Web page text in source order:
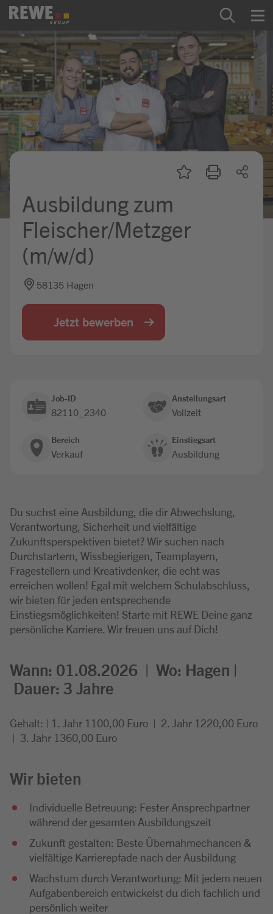
Zum Inhalt springen
Startseite
REWE Group als Arbeitgeber
Ausbildung & Studium
Praktikum & Werkstudium
Mein Kandidat:innenprofil
Ausbildung zum
Fleischer/Metzger
(m/w/d)
58135 Hagen
Jetzt bewerben
Job-ID
82110_2340
Anstellungsart
Vollzeit
Bereich
Verkauf
Einstiegsart
Ausbildung
Du suchst eine Ausbildung, die dir Abwechslung,
Verantwortung, Sicherheit und vielfältige
Zukunftsperspektiven bietet? Wir suchen nach
Durchstartern, Wissbegierigen, Teamplayern,
Fragestellern und Kreativdenker, die echt was
erreichen wollen! Egal mit welchem Schulabschluss,
wir bieten für jeden entsprechende
Einstiegsmöglichkeiten! Starte mit REWE Deine ganz
persönliche Karriere. Wir freuen uns auf Dich!
Wann: 01.08.2026 | Wo: Hagen |
Dauer: 3 Jahre
Gehalt: | 1. Jahr 1100,00 Euro | 2. Jahr 1220,00 Euro
| 3. Jahr 1360,00 Euro
Wir bieten
Individuelle Betreuung: Fester Ansprechpartner
während der gesamten Ausbildungszeit
Zukunft gestalten: Beste Übernahmechancen &
vielfältige Karrierepfade nach der Ausbildung
Wachstum durch Verantwortung: Mit jedem neuen
Aufgabenbereich entwickelst du dich fachlich und
persönlich weiter